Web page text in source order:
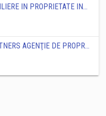
CABINET M. OPROIU CONSILIERE IN PROPRIETATE INTELECTUALA SRL
WEIZMANN ARIANA & PARTNERS AGENŢIE DE PROPRIETATE INTELECTUALĂ S.R.L.